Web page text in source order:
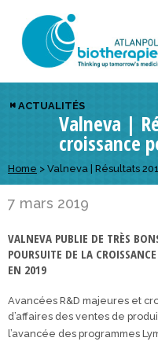
Retour
À propos
Présentation du pôle
Domaines d’excellence
Comité scientifique
Financeurs
Retour
Notre réseau
Membres du pôle
Partenaires
Réseau européen
Retour
Actus, événements, AAP
Actualités
Événements
Appels à projets
Retour
Notre offre
Diversifiez votre réseau
Visez l’international
Développez vos projets
Retour
Nous rejoindre
En tant qu’adhérent
En tant que partenaire
Retour
Emploi
Offres d’emploi
Candidatures
ACTUALITÉS
Valneva |
croissance
Home > Valneva | Résultats
7 mars 2019
VALNEVA PUBLIE DE TRÈS
POURSUITE DE LA
EN 2019
Avancées R&D majeures et
d’affaires des ventes de
l’avancée des programmes